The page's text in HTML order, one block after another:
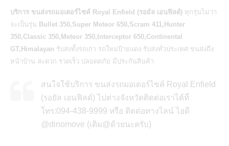
บริการ ขนส่งรถมอเตอร์ไซค์ Royal Enfield (รอยัล เอนฟิลด์) ทุกรุ่นไม่ว่า
จะเป็นรุ่น Bullet 350,Super Meteor 650,Scram 411,Hunter
350,Classic 350,Meteor 350,Interceptor 650,Continental
GT,Himalayan รับส่งทั้งรถเก่า รถใหม่ป้ายแดง รับส่งทั่วประเทศ ขนส่งถึง
หน้าบ้าน สะดวก รวดเร็ว ปลอดดภัย มีประกันสินค้า
สนใจใช้บริการ ขนส่งรถมอเตอร์ไซค์ Royal Enfield
(รอยัล เอนฟิลด์) ไปต่างจังหวัดติดต่อเราได้ที่
โทร:094-438-9999 หรือ ติดต่อทางไลน์ ไอดี
@dinomove (เติม@ด้วยนะครับ)